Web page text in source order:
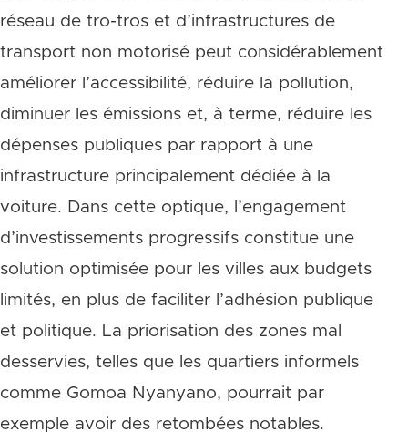
réseau de tro-tros et d’infrastructures de
transport non motorisé peut considérablement
améliorer l’accessibilité, réduire la pollution,
diminuer les émissions et, à terme, réduire les
dépenses publiques par rapport à une
infrastructure principalement dédiée à la
voiture. Dans cette optique, l’engagement
d’investissements progressifs constitue une
solution optimisée pour les villes aux budgets
limités, en plus de faciliter l’adhésion publique
et politique. La priorisation des zones mal
desservies, telles que les quartiers informels
comme Gomoa Nyanyano, pourrait par
exemple avoir des retombées notables.